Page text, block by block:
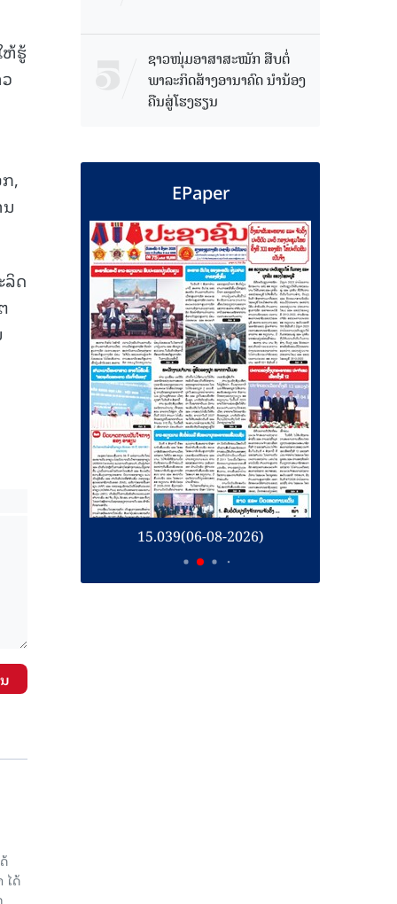
ຫ້ຮູ້
,
ລິດ
ໄດ້
ຊາວໜຸ່ມອາສາສະໝັກ ສືບຕໍ່
ພາລະກິດສ້າງອານາຄົດ ນໍານ້ອງ
ຄືນສູ່ໂຮງຮຽນ
EPaper
15.039(06-08-2026)